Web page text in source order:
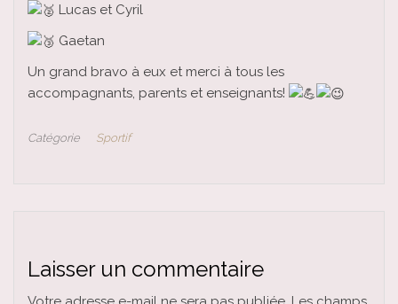
Lucas et Cyril
Gaetan
Un grand bravo à eux et merci à tous les
accompagnants, parents et enseignants!
Catégorie Sportif
Laisser un commentaire